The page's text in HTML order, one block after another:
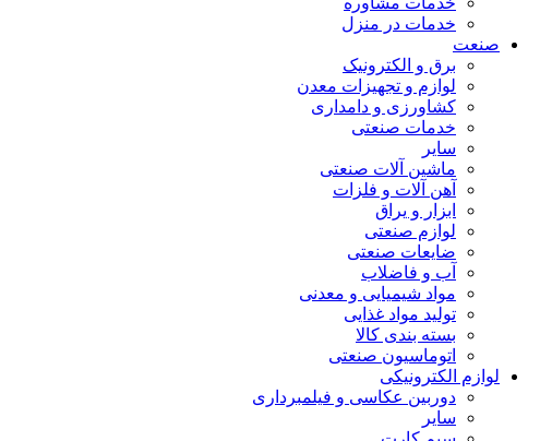
خدمات در منزل
صنعت
برق و الکترونیک
لوازم و تجهیزات معدن
کشاورزی و دامداری
خدمات صنعتی
سایر
ماشین آلات صنعتی
آهن آلات و فلزات
ابزار و یراق
لوازم صنعتی
ضایعات صنعتی
آب و فاضلاب
مواد شیمیایی و معدنی
تولید مواد غذایی
بسته بندی کالا
اتوماسیون صنعتی
لوازم الکترونیکی
دوربین عکاسی و فیلمبرداری
سایر